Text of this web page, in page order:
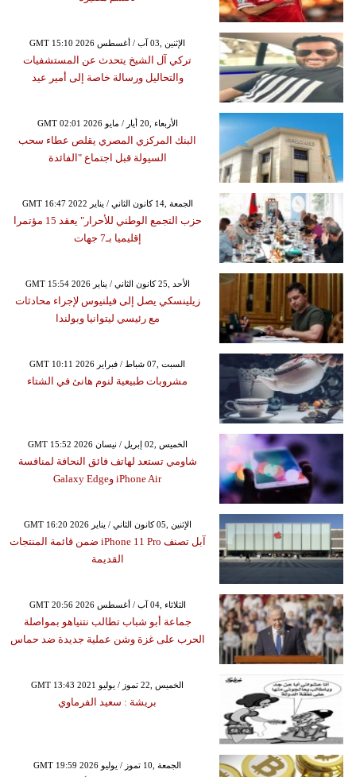
GMT 15:10 2026 الإثنين ,03 آب / أغسطس
تركي آل الشيخ يتحدث عن المستشفيات
والتحاليل ورسالة خاصة إلى أمير عيد
GMT 02:01 2026 الأربعاء ,20 أيار / مايو
البنك المركزي المصري يقلص عطاء سحب
السيولة قبل اجتماع "الفائدة
GMT 16:47 2022 الجمعة ,14 كانون الثاني / يناير
حزب التجمع الوطني للأحرار" يعقد 15 مؤتمرا
إقليميا بـ7 جهات
GMT 15:54 2026 الأحد ,25 كانون الثاني / يناير
زيلينسكي يصل إلى فيلنيوس لإجراء محادثات
مع رئيسي ليتوانيا وبولندا
GMT 10:11 2026 السبت ,07 شباط / فبراير
مشروبات طبيعية لنوم هانئ في الشتاء
GMT 15:52 2026 الخميس ,02 إبريل / نيسان
شاومي تستعد لهاتف فائق النحافة لمنافسة
iPhone Air وGalaxy Edge
GMT 16:20 2026 الإثنين ,05 كانون الثاني / يناير
آبل تصنف iPhone 11 Pro ضمن قائمة المنتجات
القديمة
GMT 20:56 2026 الثلاثاء ,04 آب / أغسطس
جماعة أبو شباب تطالب نتنياهو بمواصلة
الحرب على غزة وشن عملية جديدة ضد حماس
GMT 13:43 2021 الخميس ,22 تموز / يوليو
بريشة : سعيد الفرماوي
GMT 19:59 2026 الجمعة ,10 تموز / يوليو